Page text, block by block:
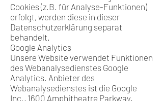
Cookies (z.B. für Analyse-Funktionen)
erfolgt, werden diese in dieser
Datenschutzerklärung separat
behandelt.
Google Analytics
Unsere Website verwendet Funktionen
des Webanalysedienstes Google
Analytics. Anbieter des
Webanalysedienstes ist die Google
Inc., 1600 Amphitheatre Parkway,